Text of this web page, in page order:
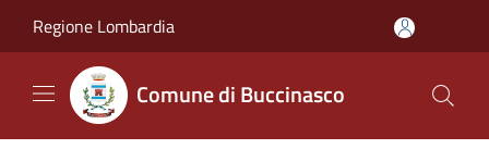
Regione Lombardia
Comune di Buccinasco